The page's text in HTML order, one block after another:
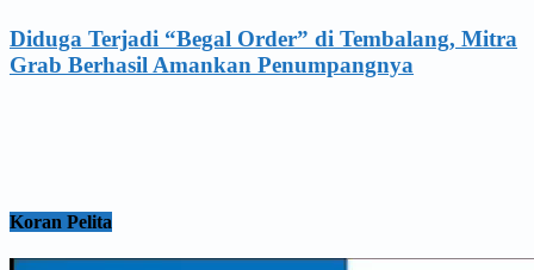
Diduga Terjadi “Begal Order” di Tembalang, Mitra
Grab Berhasil Amankan Penumpangnya
Koran Pelita